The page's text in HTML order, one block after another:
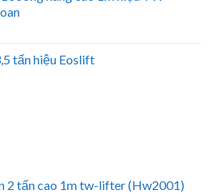
tấn hiệu Eoslift
2 tấn cao 1m tw-lifter (Hw2001)